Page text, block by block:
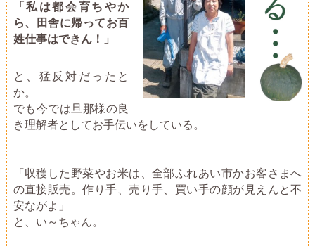
「私は都会育ちやか
ら、田舎に帰ってお百
姓仕事はできん！」
と、猛反対だったと
か。
でも今では旦那様の良
き理解者としてお手伝いをしている。
「収穫した野菜やお米は、全部ふれあい市かお客さまへ
の直接販売。作り手、売り手、買い手の顔が見えんと不
安ながよ」
と、い～ちゃん。